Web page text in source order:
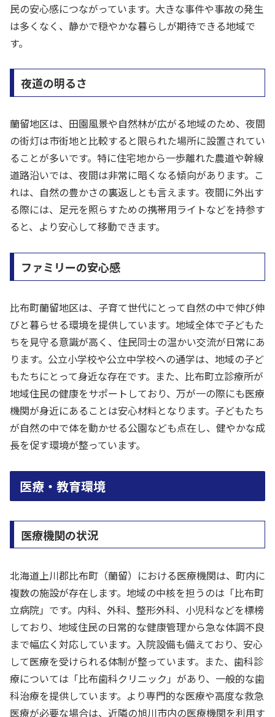
民の安心感につながっています。大きな事件や事故の発生
は多くなく、静かで穏やかな暮らしが期待できる地域で
す。
夜道の明るさ
蘭留地区は、田園風景や自然林が広がる地域のため、夜間
の街灯は市街地と比較すると限られた場所に設置されてい
ることが多いです。特に住宅地から一歩離れた農道や幹線
道路沿いでは、夜間は非常に暗くなる傾向があります。こ
れは、自然の豊かさの裏返しとも言えます。夜間に外出す
る際には、足元を照らすための携帯用ライトなどを持参す
ると、より安心して移動できます。
ファミリーの安心感
比布町蘭留地区は、子育て世代にとって自然の中で伸び伸
びと暮らせる環境を提供しています。地域全体で子どもた
ちを見守る意識が高く、住民同士の温かい交流が日常にあ
ります。公立小学校や公立中学校への通学は、地域の子ど
もたちにとって身近な存在です。また、比布町立診療所が
地域住民の健康をサポートしており、万が一の際にも医療
機関が身近にあることは安心材料となります。子どもたち
が自然の中で体を動かせる公園なども点在し、健やかな成
長を促す環境が整っています。
医療・教育環境
医療機関の状況
北海道上川郡比布町（蘭留）における医療機関は、町内に
複数の施設が存在します。地域の中核を担うのは「比布町
立病院」です。内科、外科、整形外科、小児科などを標榜
しており、地域住民の日常的な健康管理から急な体調不良
まで幅広く対応しています。入院設備も備えており、安心
して医療を受けられる体制が整っています。また、歯科診
療については「比布歯科クリニック」があり、一般的な歯
科治療を提供しています。より専門的な医療や高度な救急
医療が必要な場合は、近隣の旭川市内の医療機関を利用す